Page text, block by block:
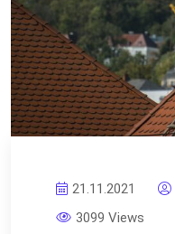
21.11.2021
3099 Views